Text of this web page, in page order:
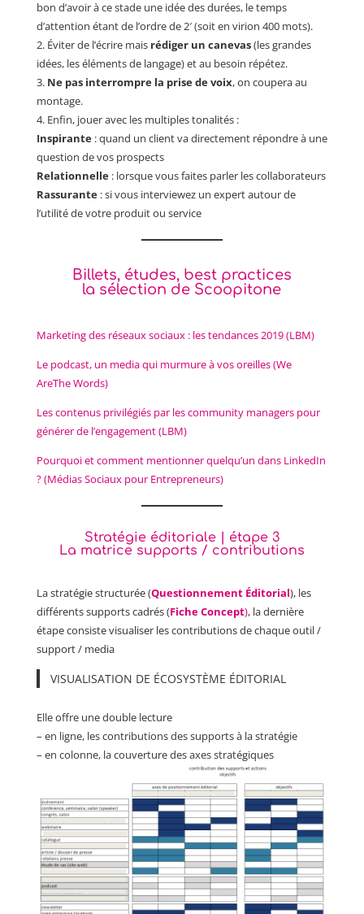
bon d’avoir à ce stade une idée des durées, le temps
d’attention étant de l’ordre de 2′ (soit en virion 400 mots).
2. Éviter de l’écrire mais rédiger un canevas(les grandes
idées, les éléments de langage) et au besoin répétez.
3. Ne pas interrompre la prise de voix, on coupera au
montage.
4. Enfin, jouer avec les multiples tonalités :
Inspirante : quand un client va directement répondre à une
question de vos prospects
Relationnelle: lorsque vous faites parler les collaborateurs
Rassurante: si vous interviewez un expert autour de
l’utilité de votre produit ou service
Billets, études, best practices
la sélection de Scoopitone
Marketing des réseaux sociaux : les tendances 2019 (LBM)
Le podcast, un media qui murmure à vos oreilles (We
AreThe Words)
Les contenus privilégiés par les community managers pour
générer de l’engagement (LBM)
Pourquoi et comment mentionner quelqu’un dans LinkedIn
? (Médias Sociaux pour Entrepreneurs)
Stratégie éditoriale | étape 3
La matrice supports / contributions
La stratégie structurée (Questionnement Éditorial), les
différents supports cadrés (Fiche Concept), la dernière
étape consiste visualiser les contributions de chaque outil /
support / media
VISUALISATION DE ÉCOSYSTÈME ÉDITORIAL
Elle offre une double lecture
– en ligne, les contributions des supports à la stratégie
– en colonne, la couverture des axes stratégiques